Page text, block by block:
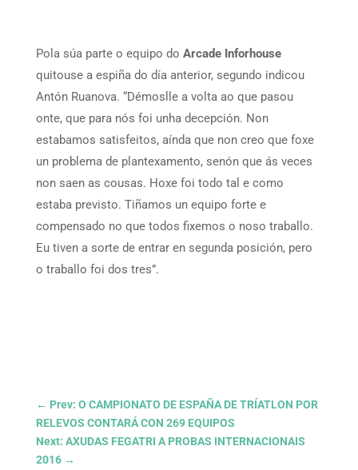
Pola súa parte o equipo do Arcade Inforhouse
quitouse a espiña do día anterior, segundo indicou
Antón Ruanova. “Démoslle a volta ao que pasou
onte, que para nós foi unha decepción. Non
estabamos satisfeitos, aínda que non creo que foxe
un problema de plantexamento, senón que ás veces
non saen as cousas. Hoxe foi todo tal e como
estaba previsto. Tiñamos un equipo forte e
compensado no que todos fixemos o noso traballo.
Eu tiven a sorte de entrar en segunda posición, pero
o traballo foi dos tres”.
← Prev: O CAMPIONATO DE ESPAÑA DE TRÍATLON POR
RELEVOS CONTARÁ CON 269 EQUIPOS
Next: AXUDAS FEGATRI A PROBAS INTERNACIONAIS
2016→